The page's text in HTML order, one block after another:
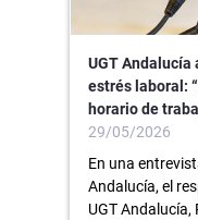
UGT Andalucía
estrés laboral:
horario de
29/05/2026
En una
Andalucía, el
UGT Andalucía,